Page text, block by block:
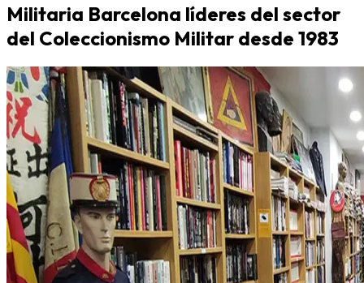
Militaria Barcelona líderes del sector
del Coleccionismo Militar desde 1983